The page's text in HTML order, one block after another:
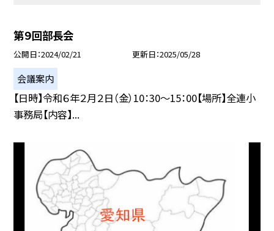
第９回部長会
公開日 2024/02/21 更新日 2025/05/28
会議案内
【日時】令和６年２月２日（金）10：30〜15：00【場所】全連小
事務局【内容】...